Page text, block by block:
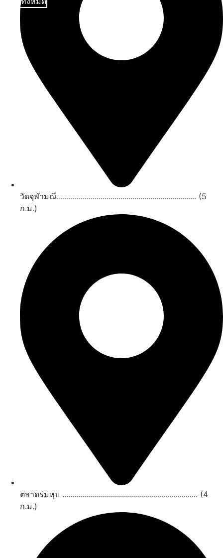
วัดจุฬามณี...................................................................... (5
ก.ม.)
ตลาดร่มหุบ .................................................................... (4
ก.ม.)